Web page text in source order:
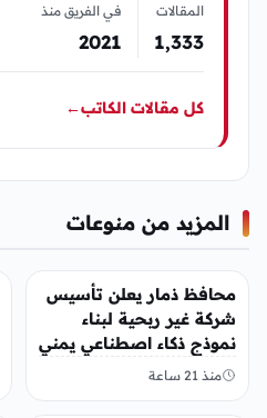
المقالات
1٬333
في الفريق منذ
2021
كل مقالات الكاتب←
المزيد من منوعات
منوعات
محافظ ذمار يعلن تأسيس
شركة غير ربحية لبناء
نموذج ذكاء اصطناعي يمني
منذ 21 ساعة